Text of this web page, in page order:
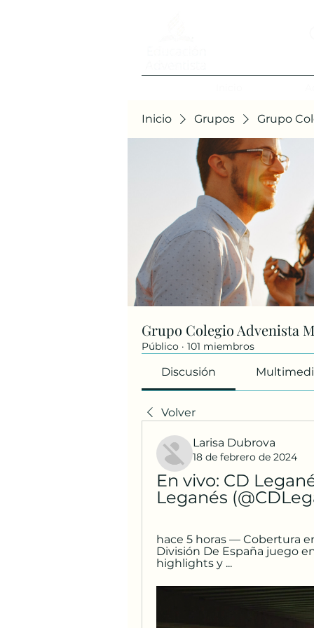
Inicio Grupos Grupo
Grupo Colegio Advenista
Público · 101 miembros
Discusión
Volver
Larisa Dubrova
18 de febrero de 2024
En vivo: CD
Leganés
hace 5 horas — Cobertura
División De España juego
highlights y ...